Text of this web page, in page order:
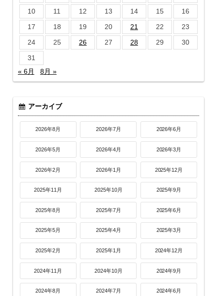
10
11 12 13 14 15
16
17
18 19 20 21 22
23
24
25 26 27 28 29
30
31
« 6月
8月 »
アーカイブ
2026年8月 2026年7月 2026年6月
2026年5月 2026年4月 2026年3月
2026年2月 2026年1月 2025年12月
2025年11月 2025年10月 2025年9月
2025年8月 2025年7月 2025年6月
2025年5月 2025年4月 2025年3月
2025年2月 2025年1月 2024年12月
2024年11月 2024年10月 2024年9月
2024年8月 2024年7月 2024年6月